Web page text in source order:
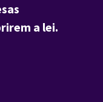
a lei.